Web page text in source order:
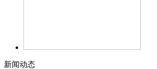
新闻动态